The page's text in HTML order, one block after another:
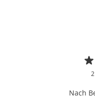
Nach